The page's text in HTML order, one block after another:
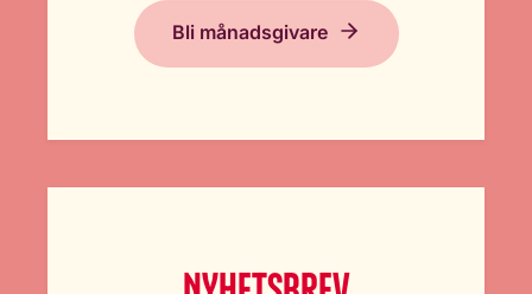
Bli månadsgivare